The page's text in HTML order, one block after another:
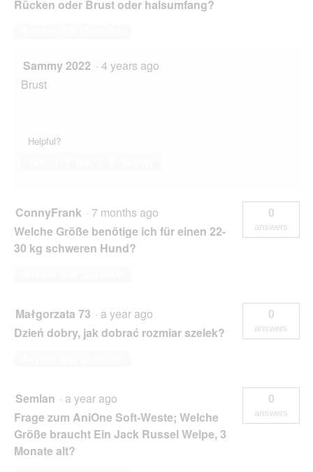
Rücken oder Brust oder halsumfang?
Sammy 2022 · 4 years ago
Brust
Helpful?
ConnyFrank · 7 months ago
Welche Größe benötige ich für einen 22-
30 kg schweren Hund?
0
answers
Małgorzata 73 · a year ago
Dzień dobry, jak dobrać rozmiar szelek?
0
answers
Semlan · a year ago
Frage zum AniOne Soft-Weste; Welche
Größe braucht Ein Jack Russel Welpe, 3
Monate alt?
0
answers